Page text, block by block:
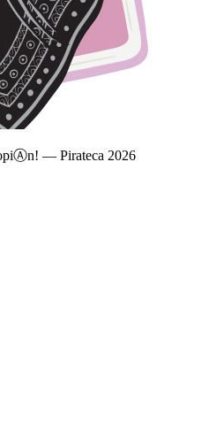
Ⓐn! — Pirateca 2026